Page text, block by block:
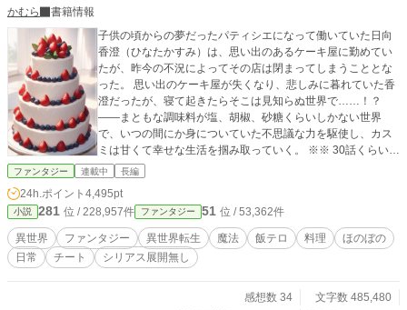
かむら
書籍情報
子供の頃からの夢だったパティシエになって働いていた日向
香澄（ひなたかすみ）は、思い出のあるケーキ屋に勤めてい
たが、昨今の不況によってその店は閉まってしまうこととな
った。 思い出のケーキ屋が失くなり、悲しみに暮れていた香
澄だったが、寝て起きたらそこは見知らぬ世界で……！？
——まともな調味料が塩、胡椒、砂糖くらいしかない世界
で、いつの間にか身についていた不思議な力を駆使し、カス
ミは甘くて幸せな生活を掴み取っていく。 ※※ 30話くらいま
で執筆済み。 どんどん続きも書いて投稿していきます。 AIは
さい。 感想、お気に入り登録、エール等お待ちしておりま
す。 気軽にしていってください。
ファンタジー 連載中 長編
24h.ポイント 4,495pt
小説 281 位 / 228,957件 ファンタジー 51 位 / 53,362件
異世界 ファンタジー 異世界転生 魔法 飯テロ 料理
ほのぼの
日常
チート シリアス展開無し
感想数 34
文字数 485,480